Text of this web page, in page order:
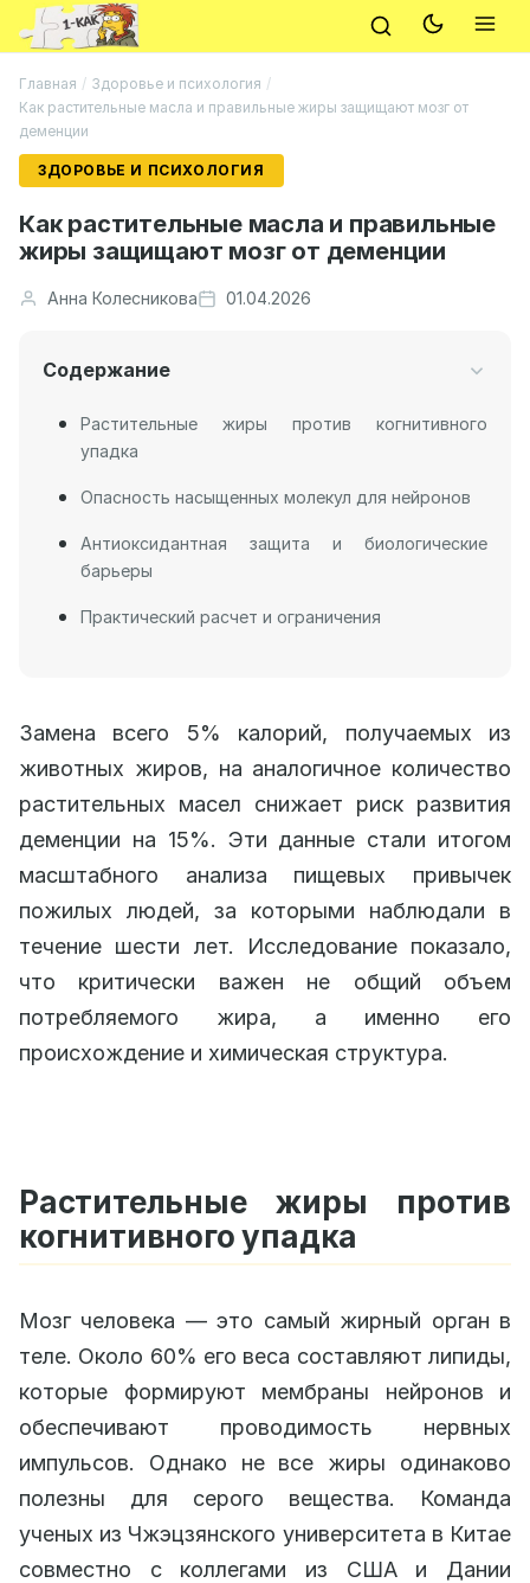
Главная / Здоровье и психология /
Как растительные масла и правильные жиры защищают мозг от
деменции
ЗДОРОВЬЕ И ПСИХОЛОГИЯ
Как растительные масла и правильные
жиры защищают мозг от деменции
Анна Колесникова 01.04.2026
Содержание
Растительные жиры против когнитивного
упадка
Опасность насыщенных молекул для нейронов
Антиоксидантная защита и биологические
барьеры
Практический расчет и ограничения
Замена всего 5% калорий, получаемых из
животных жиров, на аналогичное количество
растительных масел снижает риск развития
деменции на 15%. Эти данные стали итогом
масштабного анализа пищевых привычек
пожилых людей, за которыми наблюдали в
течение шести лет. Исследование показало,
что критически важен не общий объем
потребляемого жира, а именно его
происхождение и химическая структура.
Растительные жиры против
когнитивного упадка
Мозг человека — это самый жирный орган в
теле. Около 60% его веса составляют липиды,
которые формируют мембраны нейронов и
обеспечивают проводимость нервных
импульсов. Однако не все жиры одинаково
полезны для серого вещества. Команда
ученых из Чжэцзянского университета в Китае
совместно с коллегами из США и Дании